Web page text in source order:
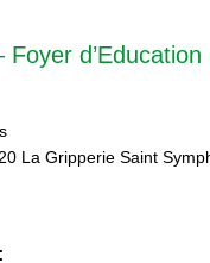
Foyer
La Gripperie Saint